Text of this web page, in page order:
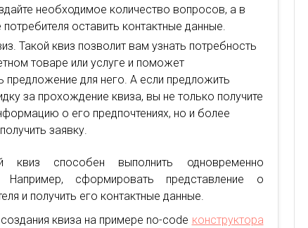
необходимое количество вопросов, а в
оставить контактные данные.
Такой квиз позволит вам узнать потребность
товаре или услуге и поможет
предложение для него. А если предложить
за прохождение квиза, вы не только получите
о его предпочтениях, но и более
заявку.
квиз способен выполнить одновременно
Например, сформировать представление о
и получить его контактные данные.
квиза на примере no-code конструктора